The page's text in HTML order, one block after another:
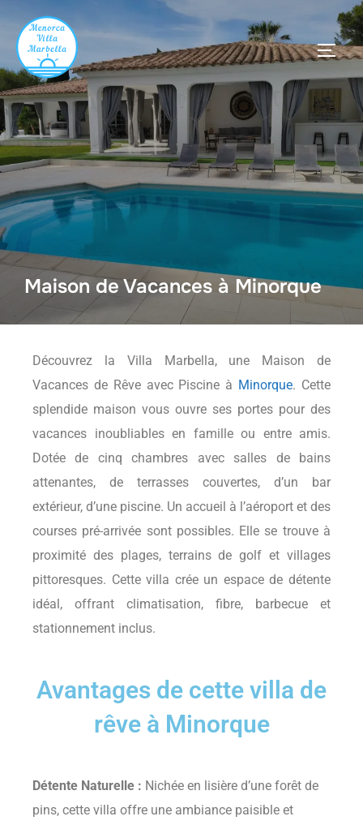
Maison de Vacances à Minorque
Découvrez la Villa Marbella, une Maison de
Vacances de Rêve avec Piscine à Minorque. Cette
splendide maison vous ouvre ses portes pour des
vacances inoubliables en famille ou entre amis.
Dotée de cinq chambres avec salles de bains
attenantes, de terrasses couvertes, d’un bar
extérieur, d’une piscine. Un accueil à l’aéroport et des
courses pré-arrivée sont possibles. Elle se trouve à
proximité des plages, terrains de golf et villages
pittoresques. Cette villa crée un espace de détente
idéal, offrant climatisation, fibre, barbecue et
stationnement inclus.
Avantages de cette villa de
rêve à Minorque
Détente Naturelle : Nichée en lisière d’une forêt de
pins, cette villa offre une ambiance paisible et